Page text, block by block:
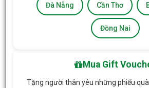
Đà Nẵng Cần Thơ
Đồng Nai
Mua Gift
Tặng người thân yêu những phiếu